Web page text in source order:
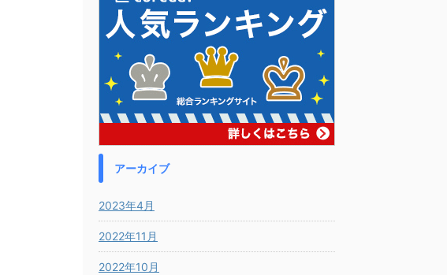
アーカイブ
2023年4月
2022年11月
2022年10月